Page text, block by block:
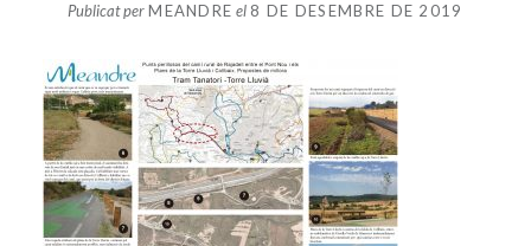
Publicat perMEANDRE el 8 DE DESEMBRE DE 2019